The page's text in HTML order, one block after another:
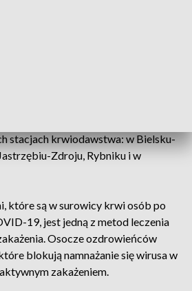
stacjach krwiodawstwa: w Bielsku-
Zdroju, Rybniku i w
które są w surowicy krwi osób po
19, jest jedną z metod leczenia
Osocze ozdrowieńców
blokują namnażanie się wirusa w
zakażeniem.